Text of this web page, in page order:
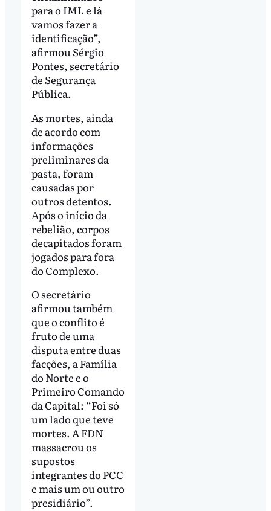
para o IML e lá
vamos fazer a
identificação”,
afirmou Sérgio
Pontes, secretário
de Segurança
Pública.
As mortes, ainda
de acordo com
informações
preliminares da
pasta, foram
causadas por
outros detentos.
Após o início da
rebelião, corpos
decapitados foram
jogados para fora
do Complexo.
O secretário
afirmou também
que o conflito é
fruto de uma
disputa entre duas
facções, a Família
do Norte e o
Primeiro Comando
da Capital: “Foi só
um lado que teve
mortes. A FDN
massacrou os
supostos
integrantes do PCC
e mais um ou outro
presidiário”.